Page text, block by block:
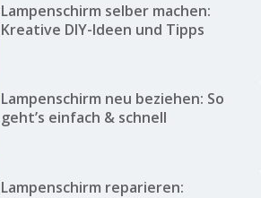
Lampenschirm selber machen:
Kreative DIY-Ideen und Tipps
Lampenschirm neu beziehen: So
geht’s einfach & schnell
Lampenschirm reparieren: